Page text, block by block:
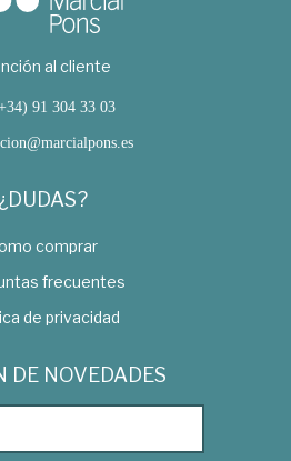
al cliente
91 304 33 03
¿DUDAS?
comprar
frecuentes
de privacidad
DE NOVEDADES